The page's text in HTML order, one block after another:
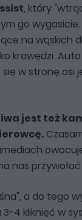
, który
go
na wąskich
krawędzi.
w stronę osi
jest też
nas
a do tego
4 kliknięć w